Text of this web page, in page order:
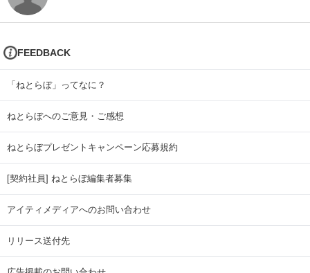
FEEDBACK
「ねとらぼ」ってなに？
ねとらぼへのご意見・ご感想
ねとらぼプレゼントキャンペーン応募規約
[契約社員] ねとらぼ編集者募集
アイティメディアへのお問い合わせ
リリース送付先